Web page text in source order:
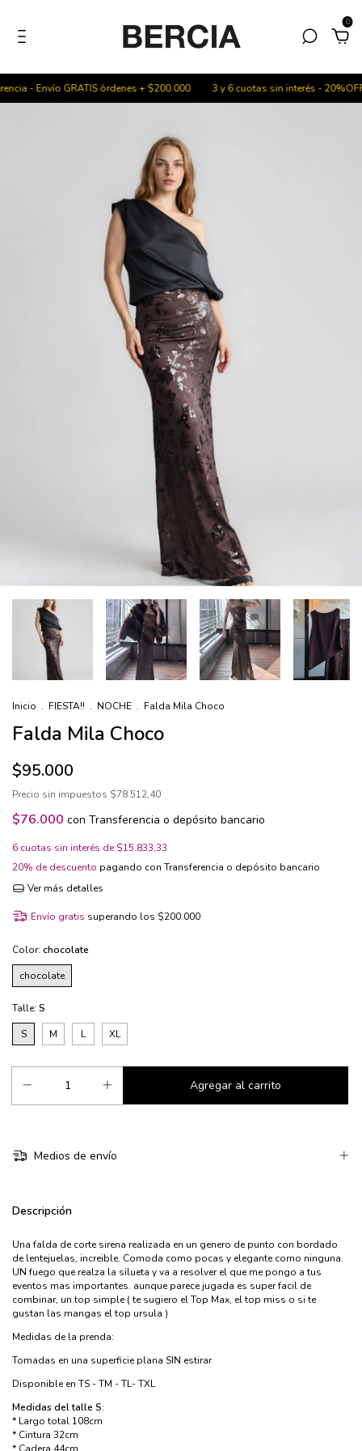
0
- Envío GRATIS órdenes + $200.000 3 y 6 cuotas sin interés - 20%OFF
Inicio . FIESTA!! . NOCHE . Falda Mila Choco
Falda Mila Choco
$95.000
Precio sin impuestos $78.512,40
$76.000 con Transferencia o depósito bancario
6 cuotas sin interés de$15.833,33
20% de descuento pagando con Transferencia o depósito bancario
Ver más detalles
Envío gratis superando los $200.000
Color: chocolate
chocolate
Talle: S
S
M L XL
Medios de envío
Descripción
Una falda de corte sirena realizada en un genero de punto con bordado
de lentejuelas, increible. Comoda como pocas y elegante como ninguna.
UN fuego que realza la silueta y va a resolver el que me pongo a tus
eventos mas importantes. aunque parece jugada es super facil de
combinar, un top simple ( te sugiero el Top Max, el top miss o si te
gustan las mangas el top ursula )
Medidas de la prenda:
Tomadas en una superficie plana SIN estirar
Disponible en TS - TM - TL- TXL
Medidas del talle S:
* Largo total 108cm
* Cintura 32cm